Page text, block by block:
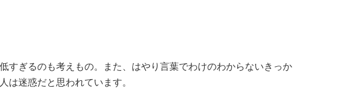
すぎるのも考えもの。また、はやり言葉でわけのわからないきっか
は迷惑だと思われています。